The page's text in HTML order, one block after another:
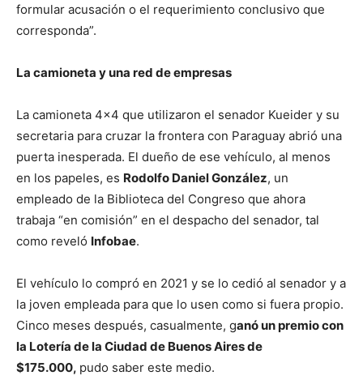
formular acusación o el requerimiento conclusivo que
corresponda”.
La camioneta y una red de empresas
La camioneta 4×4 que utilizaron el senador Kueider y su
secretaria para cruzar la frontera con Paraguay abrió una
puerta inesperada. El dueño de ese vehículo, al menos
en los papeles, es Rodolfo Daniel González, un
empleado de la Biblioteca del Congreso que ahora
trabaja “en comisión” en el despacho del senador, tal
como reveló Infobae.
El vehículo lo compró en 2021 y se lo cedió al senador y a
la joven empleada para que lo usen como si fuera propio.
Cinco meses después, casualmente, ganó un premio con
la Lotería de la Ciudad de Buenos Aires de
$175.000, pudo saber este medio.